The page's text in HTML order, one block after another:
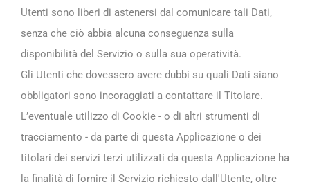
Utenti sono liberi di astenersi dal comunicare tali Dati,
senza che ciò abbia alcuna conseguenza sulla
disponibilità del Servizio o sulla sua operatività.
Gli Utenti che dovessero avere dubbi su quali Dati siano
obbligatori sono incoraggiati a contattare il Titolare.
L’eventuale utilizzo di Cookie - o di altri strumenti di
tracciamento - da parte di questa Applicazione o dei
titolari dei servizi terzi utilizzati da questa Applicazione ha
la finalità di fornire il Servizio richiesto dall'Utente, oltre